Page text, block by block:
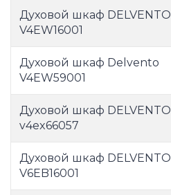
Духовой шкаф DELVENTO
V4EW16001
Духовой шкаф Delvento
V4EW59001
Духовой шкаф DELVENTO
v4ex66057
Духовой шкаф DELVENTO
V6EB16001